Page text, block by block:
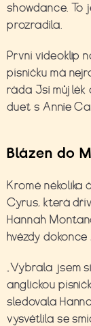
showdance. To
prozradila.
První videoklip
písničku má
ráda Jsi můj
duet s Annie
Blázen do
Kromě několika
Cyrus, která
Hannah
hvězdy
„Vybrala jsem
anglickou
sledovala
vysvětlila se